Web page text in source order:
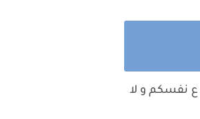
ع نفسكم و لا